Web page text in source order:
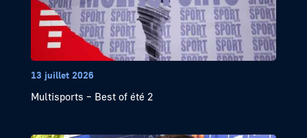
13 juillet 2026
Multisports – Best of été 2